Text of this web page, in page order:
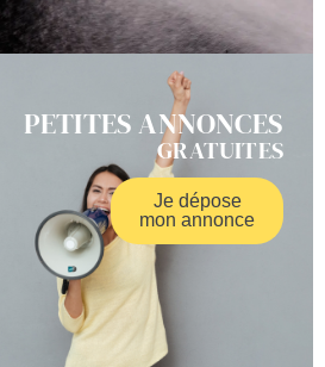
PETITES ANNONCES
GRATUITES
Je dépose
mon annonce